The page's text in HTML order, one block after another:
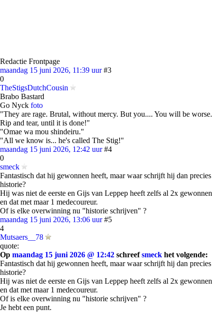
Redactie Frontpage
maandag 15 juni 2026, 11:39 uur #3
0
TheStigsDutchCousin
Brabo Bastard
Go Nyck foto
"They are rage. Brutal, without mercy. But you.... You will be worse.
Rip and tear, until it is done!"
"Omae wa mou shindeiru."
"All we know is... he's called The Stig!"
maandag 15 juni 2026, 12:42 uur #4
0
smeck
Fantastisch dat hij gewonnen heeft, maar waar schrijft hij dan precies
historie?
Hij was niet de eerste en Gijs van Leppep heeft zelfs al 2x gewonnen
en dat met maar 1 medecoureur.
Of is elke overwinning nu "historie schrijven" ?
maandag 15 juni 2026, 13:06 uur #5
4
Mutsaers__78
quote:
Op maandag 15 juni 2026 @ 12:42 schreefsmeck het volgende:
Fantastisch dat hij gewonnen heeft, maar waar schrijft hij dan precies
historie?
Hij was niet de eerste en Gijs van Leppep heeft zelfs al 2x gewonnen
en dat met maar 1 medecoureur.
Of is elke overwinning nu "historie schrijven" ?
Je hebt een punt.